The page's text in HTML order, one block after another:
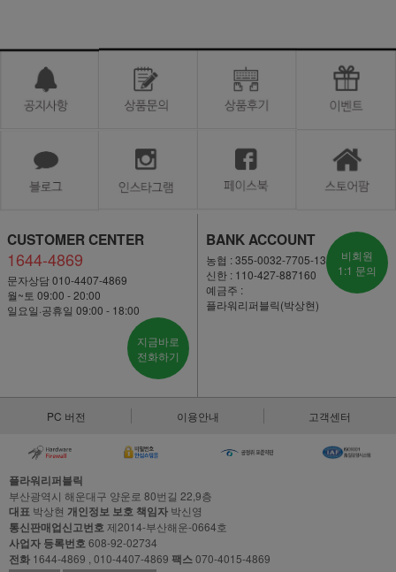
CUSTOMER CENTER
1644-4869
문자상담 010-4407-4869
월~토 09:00 - 20:00
일요일·공휴일 09:00 - 18:00
지금바로
전화하기
BANK ACCOUNT
농협 : 355-0032-7705-13
신한 : 110-427-887160
예금주 :
플라워리퍼블릭(박상현)
비회원
1:1 문의
PC 버전 이용안내 고객센터
플라워리퍼블릭
부산광역시 해운대구 양운로 80번길 22,9층
대표 박상현 개인정보 보호 책임자 박신영
통신판매업신고번호제2014-부산해운-0664호
사업자 등록번호608-92-02734
전화 1644-4869 , 010-4407-4869 팩스070-4015-4869